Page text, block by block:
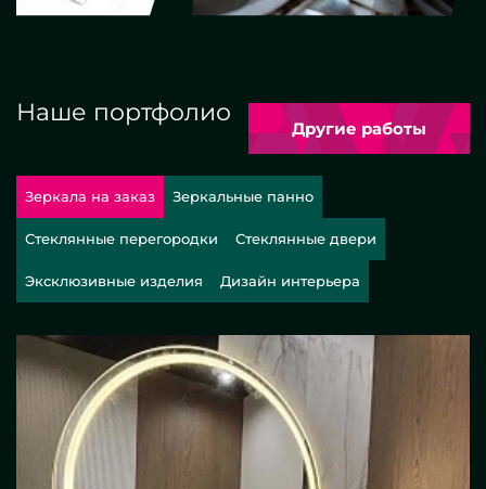
Наше портфолио
Другие работы
Зеркала на заказ Зеркальные панно
Стеклянные перегородки Стеклянные двери
Эксклюзивные изделия Дизайн интерьера